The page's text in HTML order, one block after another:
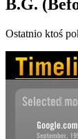
B.G.
Ostatnio ktoś